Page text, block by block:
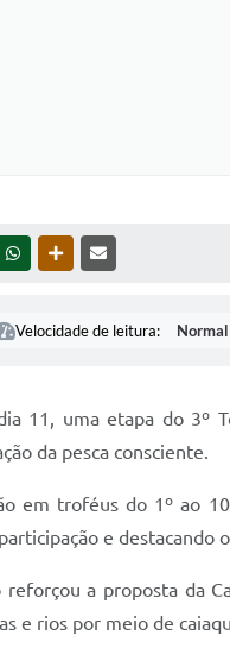
WHATSAPPOUTRAS MÍDIAS
Velocidade de leitura:
11, uma etapa do 3º
da pesca consciente.
em troféus do 1º ao
e destacando
a proposta da
e rios por meio de